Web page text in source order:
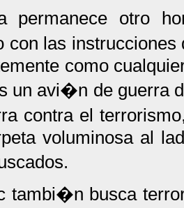
permanece otro
con las
como
un avi�n de guerra
contra el
voluminosa al
tambi�n busca